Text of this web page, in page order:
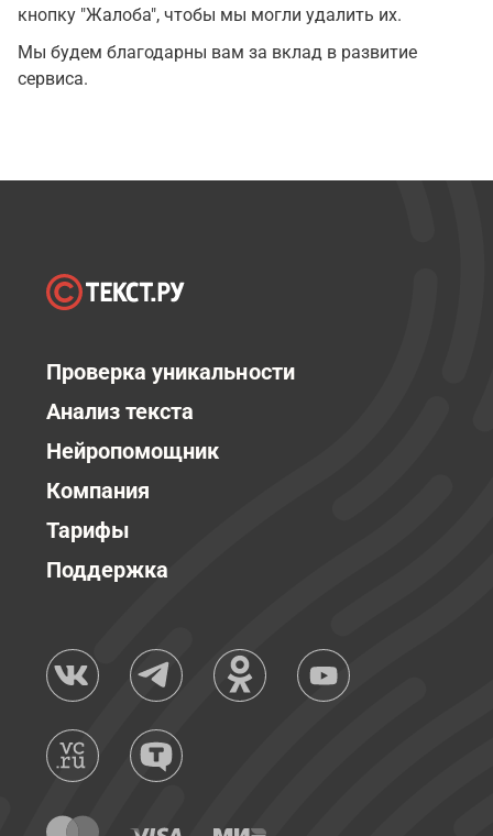
кнопку "Жалоба", чтобы мы могли удалить их.
Мы будем благодарны вам за вклад в развитие
сервиса.
Проверка уникальности
Анализ текста
Нейропомощник
Компания
Тарифы
Поддержка